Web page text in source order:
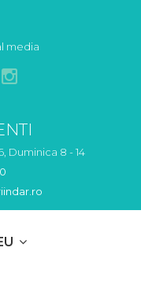
media
Duminica 8 - 14